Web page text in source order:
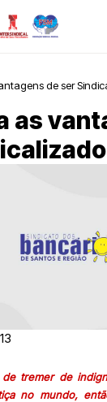
de ser
as
de tremer de
no mundo,